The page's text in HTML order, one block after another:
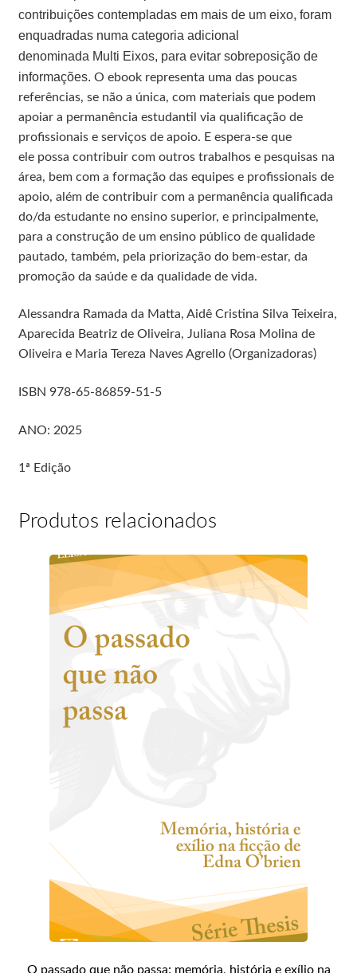
contribuições contempladas em mais de um eixo, foram
enquadradas numa categoria adicional
denominada Multi Eixos, para evitar sobreposição de
informações. O ebook representa uma das poucas
referências, se não a única, com materiais que podem
apoiar a permanência estudantil via qualificação de
profissionais e serviços de apoio. E espera-se que
elepossa contribuir com outros trabalhos e pesquisas na
área, bem com a formação das equipes e profissionais de
apoio, além de contribuir com a permanência qualificada
do/da estudante no ensino superior, eprincipalmente,
para a construção de um ensino público de qualidade
pautado, também, pela priorização do bem-estar, da
promoção da saúde e da qualidade de vida.
Alessandra Ramada da Matta, Aidê Cristina Silva Teixeira,
Aparecida Beatriz de Oliveira, Juliana Rosa Molina de
Oliveira e Maria Tereza Naves Agrello (Organizadoras)
ISBN 978-65-86859-51-5
ANO: 2025
1ª Edição
Produtos relacionados
O passado que não passa: memória, história e exílio na